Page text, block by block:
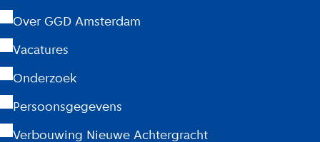
Over GGD Amsterdam
Vacatures
Onderzoek
Persoonsgegevens
Verbouwing Nieuwe Achtergracht